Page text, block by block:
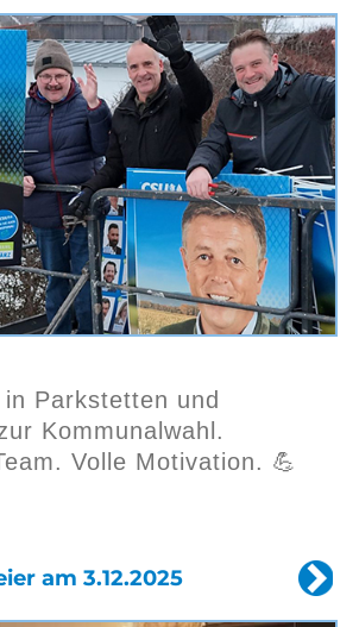
Parkstetten und
Kommunalwahl.
Volle Motivation. 💪
am 3.12.2025